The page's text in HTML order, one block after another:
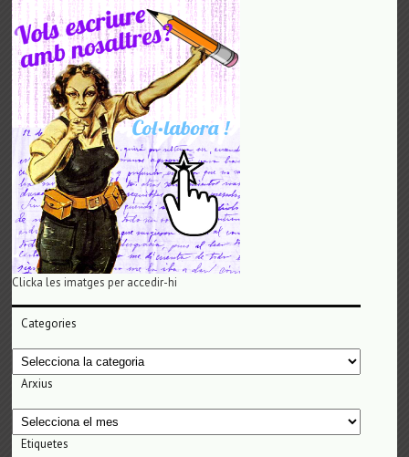
Clicka les imatges per accedir-hi
Categories
Categories
Arxius
Arxius
Etiquetes